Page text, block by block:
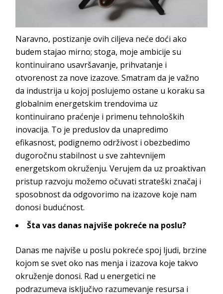
Naravno, postizanje ovih ciljeva neće doći ako
budem stajao mirno; stoga, moje ambicije su
kontinuirano usavršavanje, prihvatanje i
otvorenost za nove izazove. Smatram da je važno
da industrija u kojoj poslujemo ostane u koraku sa
globalnim energetskim trendovima uz
kontinuirano praćenje i primenu tehnoloških
inovacija. To je preduslov da unapredimo
efikasnost, podignemo održivost i obezbedimo
dugoročnu stabilnost u sve zahtevnijem
energetskom okruženju. Verujem da uz proaktivan
pristup razvoju možemo očuvati strateški značaj i
sposobnost da odgovorimo na izazove koje nam
donosi budućnost.
Štavas danas najviše pokreće na poslu?
Danas me najviše u poslu pokreće spoj ljudi, brzine
kojom se svet oko nas menja i izazova koje takvo
okruženje donosi. Rad u energetici ne
podrazumeva isključivo razumevanje resursa i